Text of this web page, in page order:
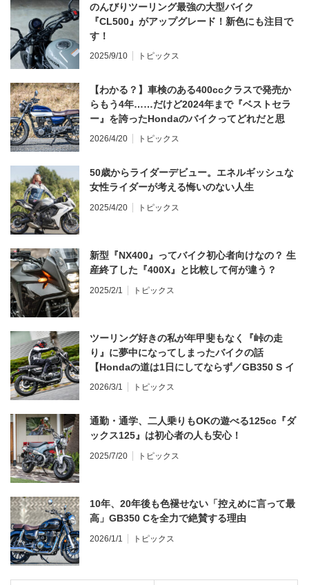
のんびりツーリング最強の大型バイク
『CL500』がアップグレード！新色にも注目で
す！
2025/9/10 トピックス
【わかる？】車検のある400ccクラスで発売か
らもう4年……だけど2024年まで『ベストセラ
ー』を誇ったHondaのバイクってどれだと思
う？
2026/4/20 トピックス
50歳からライダーデビュー。エネルギッシュな
女性ライダーが考える悔いのない人生
2025/4/20 トピックス
新型『NX400』ってバイク初心者向けなの？ 生
産終了した『400X』と比較して何が違う？
2025/2/1 トピックス
ツーリング好きの私が年甲斐もなく『峠の走
り』に夢中になってしまったバイクの話
【Hondaの道は1日にしてならず／GB350 S イ
ンプレ・レビュー 前編】
2026/3/1 トピックス
通勤・通学、二人乗りもOKの遊べる125cc『ダ
ックス125』は初心者の人も安心！
2025/7/20 トピックス
10年、20年後も色褪せない「控えめに言って最
高」GB350 Cを全力で絶賛する理由
2026/1/1 トピックス